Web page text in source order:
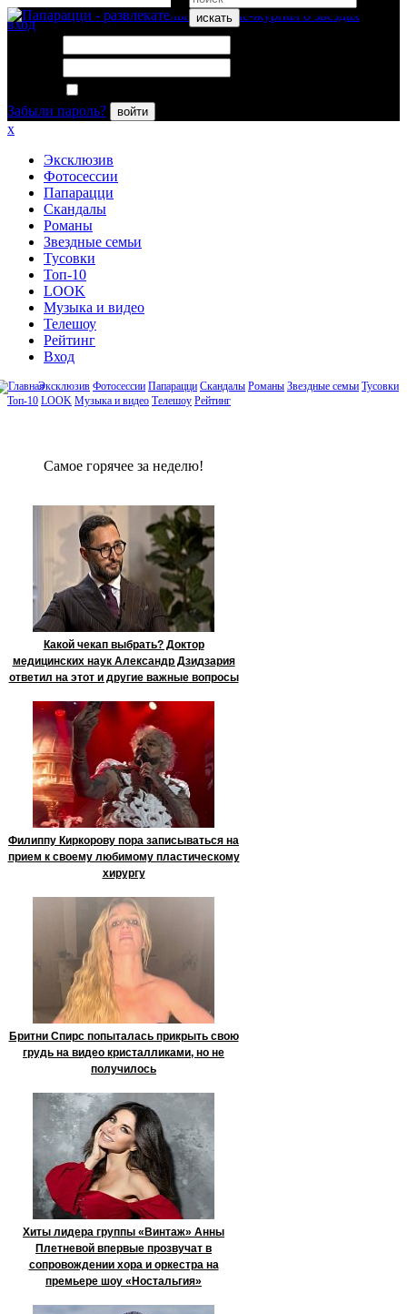
искать
вход
Забыли пароль?
войти
x
Эксклюзив
Фотосессии
Папарацци
Скандалы
Романы
Звездные семьи
Тусовки
Топ-10
LOOK
Музыка и видео
Телешоу
Рейтинг
Вход
Эксклюзив Фотосессии Папарацци Скандалы Романы Звездные семьи Тусовки
Топ-10 LOOK Музыка и видео Телешоу Рейтинг
Сaмое гoрячее за неделю!
Какой чекап выбрать? Доктор
медицинских наук Александр Дзидзария
ответил на этот и другие важные вопросы
Филиппу Киркорову пора записываться на
прием к своему любимому пластическому
хирургу
Бритни Спирс попыталась прикрыть свою
грудь на видео кристалликами, но не
получилось
Хиты лидера группы «Винтаж» Анны
Плетневой впервые прозвучат в
сопровождении хора и оркестра на
премьере шоу «Ностальгия»